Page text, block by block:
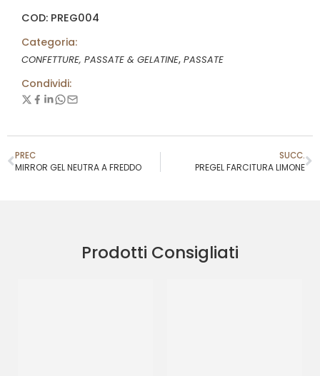
COD: PREG004
Categoria:
CONFETTURE, PASSATE & GELATINE, PASSATE
Condividi:
PREC
MIRROR GEL NEUTRA A FREDDO
SUCC.
PREGEL FARCITURA LIMONE
Prodotti Consigliati